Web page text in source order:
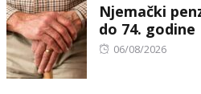
Njemački
do 74. godine
Posted
06/08/2026